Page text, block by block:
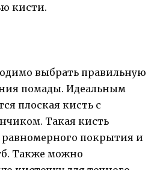
кисти.
выбрать правильную
помады. Идеальным
плоская кисть с
Такая кисть
покрытия и
Также можно